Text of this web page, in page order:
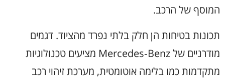
המוסף של הרכב.
תכונות בטיחות הן חלק בלתי נפרד מהציוד. דגמים
מודרניים של Mercedes‑Benz מציעים טכנולוגיות
מתקדמות כמו בלימה אוטומטית, מערכת זיהוי רכב